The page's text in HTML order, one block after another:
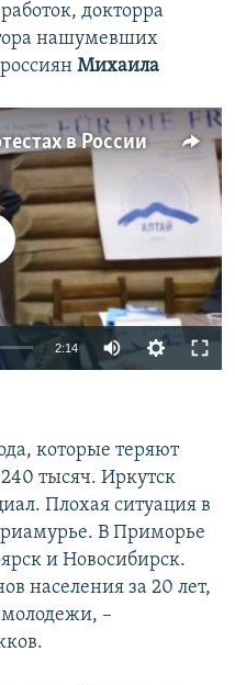
докторра
нашумевших
Михаила
в России
available
2:14
которые теряют
тысяч. Иркутск
Плохая ситуация в
В Приморье
и Новосибирск.
населения за 20 лет,
–